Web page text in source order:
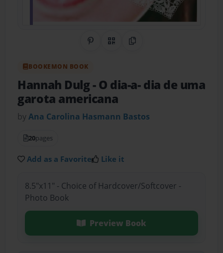
Share on Pinterest
QR CodeCopy Link
BOOKEMON BOOK
Hannah Dulg- O dia-a- dia de uma
garota americana
byAna Carolina Hasmann Bastos
20pages
Add as a Favorite Like it
8.5"x11" - Choice of Hardcover/Softcover -
Photo Book
Preview Book